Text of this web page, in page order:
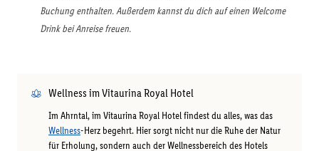
Buchung enthalten. Außerdem kannst du dich auf einen Welcome
Drink bei Anreise freuen.
Wellness im Vitaurina Royal Hotel
Im Ahrntal, im Vitaurina Royal Hotel findest du alles, was das
Wellness-Herz begehrt. Hier sorgt nicht nur die Ruhe der Natur
für Erholung, sondern auch der Wellnessbereich des Hotels